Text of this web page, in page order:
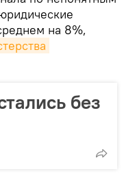
на 8%,
без